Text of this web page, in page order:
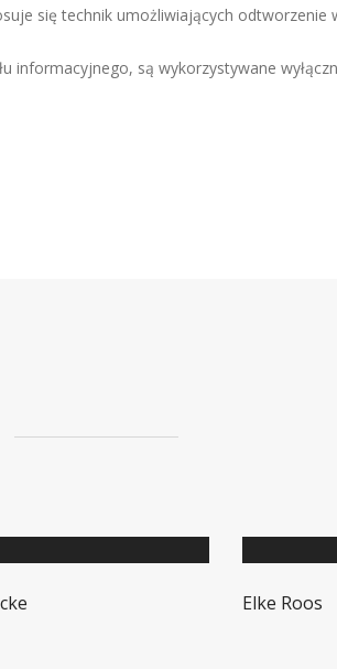
się technik umożliwiających odtworzenie
informacyjnego, są wykorzystywane
Elke Roos